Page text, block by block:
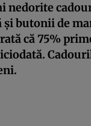
nedorite
și butonii de
că 75%